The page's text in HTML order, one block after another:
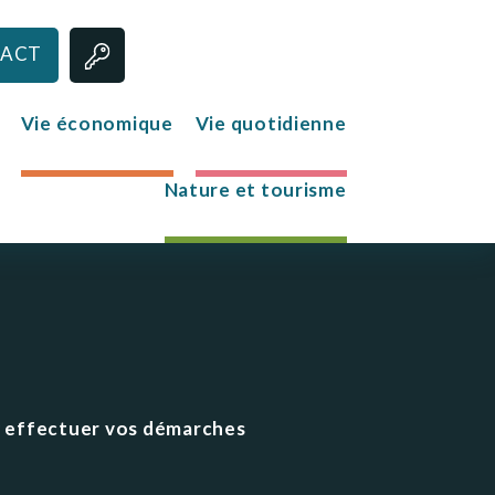
Vie économique Vie quotidienne
Nature et tourisme
effectuer vos démarches